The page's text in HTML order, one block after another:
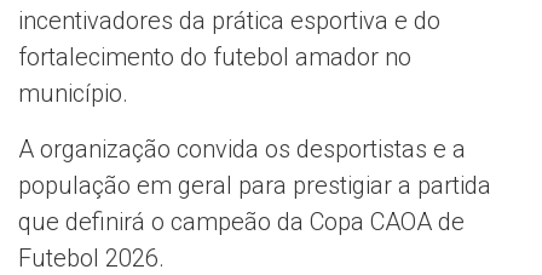
incentivadores da prática esportiva e do
fortalecimento do futebol amador no
município.
A organização convida os desportistas e a
população em geral para prestigiar a partida
que definirá o campeão da Copa CAOA de
Futebol 2026.